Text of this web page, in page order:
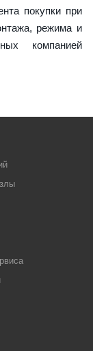
покупки при
режима и
компанией